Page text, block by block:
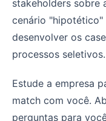
stakeholders sobre
cenário "hipotético"
desenvolver os
processos seletivos.
Estude a empresa
match com você.
perguntas para